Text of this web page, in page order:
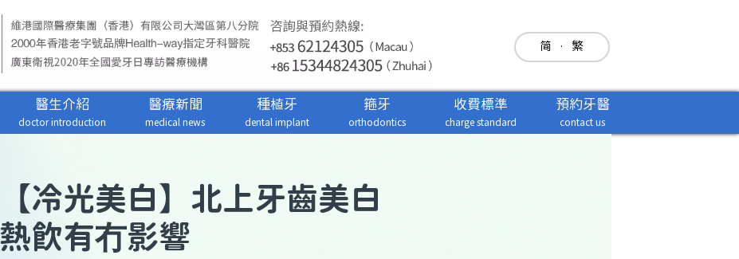
简 · 繁
醫生介紹
doctor introduction
醫療新聞
medical news
種植牙
dental implant
箍牙
orthodontics
收費標準
charge standard
預約牙醫
contact us
【冷光美白】北上牙齒美白
熱飲有冇影響